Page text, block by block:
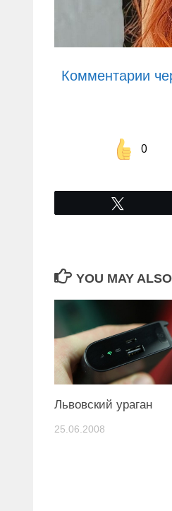
Комментарии
0
Share on
YOU MAY
Львовский ураган
25.06.2008